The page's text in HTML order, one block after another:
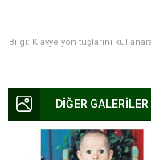
Bilgi: Klavye yön tuşlarını
DİĞER GALERİLER